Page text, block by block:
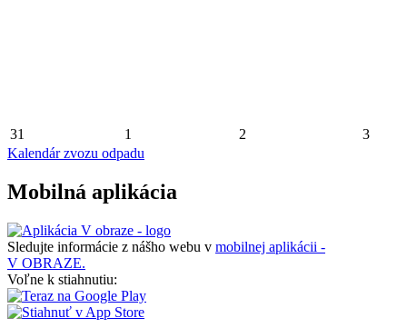
31 1 2
3
Kalendár zvozu odpadu
Mobilná aplikácia
Sledujte informácie z nášho webu v mobilnej aplikácii -
V OBRAZE.
Voľne k stiahnutiu: